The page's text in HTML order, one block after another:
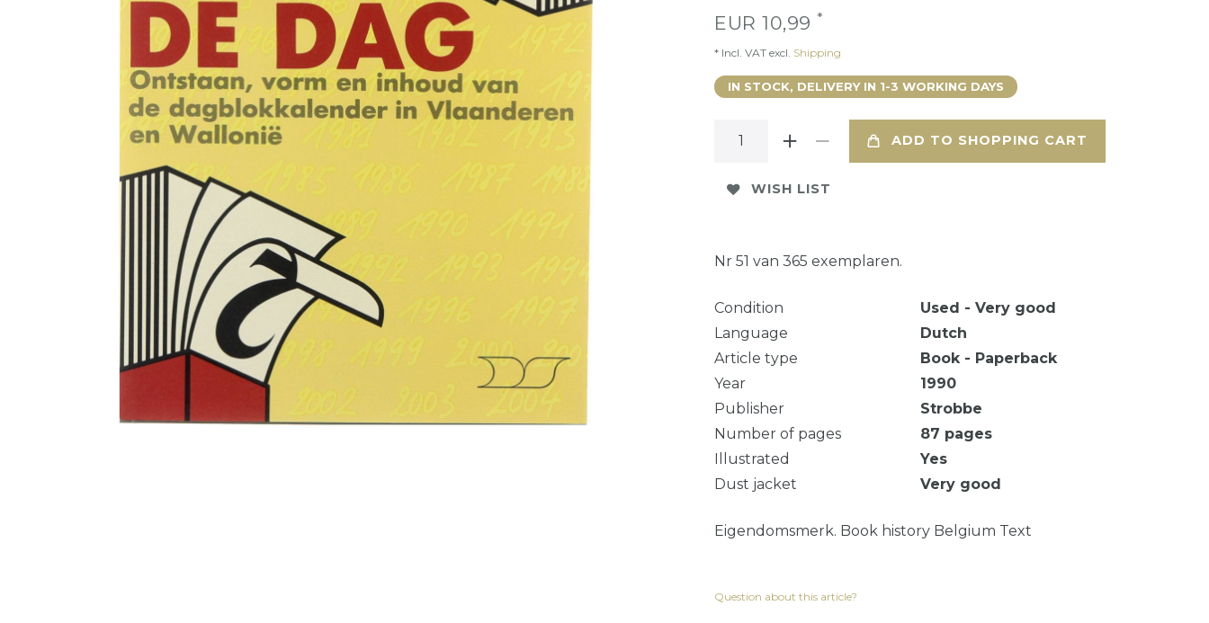
EUR 10,99 *
* Incl. VAT excl. Shipping
IN STOCK, DELIVERY IN 1-3 WORKING DAYS
ADD TO SHOPPING CART
WISH LIST
Nr 51 van 365 exemplaren.
Condition
Used - Very good
Language
Dutch
Article type
Book - Paperback
Year
1990
Publisher
Strobbe
Number of pages
87 pages
Illustrated
Yes
Dust jacket
Very good
Eigendomsmerk. Book history Belgium Text
Question about this article?